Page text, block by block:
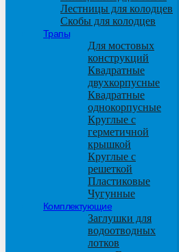
Лестницы для колодцев
Скобы для колодцев
Трапы
Для мостовых
конструкций
Квадратные
двухкорпусные
Квадратные
однокорпусные
Круглые с
герметичной
крышкой
Круглые с
решеткой
Пластиковые
Чугунные
Комплектующие
Заглушки для
водоотводных
лотков